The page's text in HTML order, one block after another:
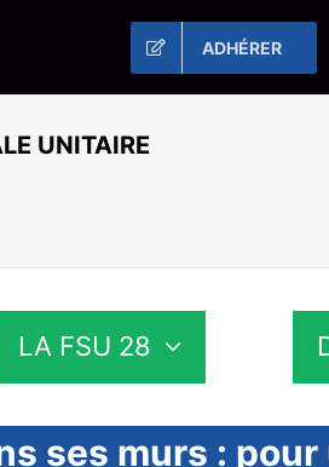
ADHÉRER
UNITAIRE
LA FSU 28
ses murs :